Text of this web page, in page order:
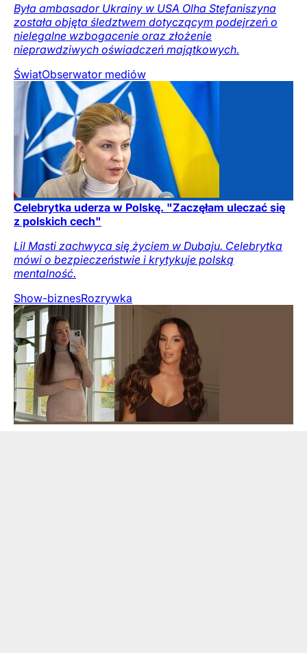
Była ambasador Ukrainy w USA Olha Stefaniszyna
została objęta śledztwem dotyczącym podejrzeń o
nielegalne wzbogacenie oraz złożenie
nieprawdziwych oświadczeń majątkowych.
ŚwiatObserwator mediów
Celebrytka uderza w Polskę. "Zaczęłam uleczać się
z polskich cech"
Lil Masti zachwyca się życiem w Dubaju. Celebrytka
mówi o bezpieczeństwie i krytykuje polską
mentalność.
Show-biznesRozrywka